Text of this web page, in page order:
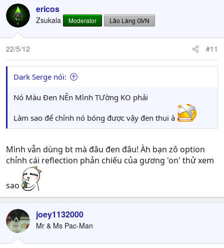
ericos
Zsukala Moderator Lão Làng GVN
22/5/12 #11
Dark Serge nói:
Nó Màu Đen NÊn Mình TƯờng KO phải
Làm sao để chỉnh nó bóng được vậy đen thui à
Mình vẫn dùng bt mà đâu đen đâu! Àh bạn zô option
chỉnh cái reflection phản chiếu của gương 'on' thử xem
sao
joey1132000
Mr & Ms Pac-Man